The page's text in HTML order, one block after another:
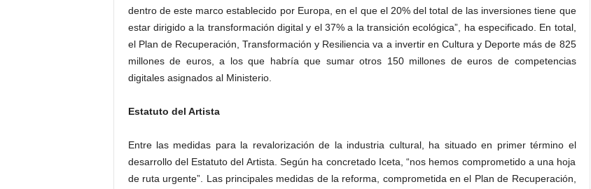
dentro de este marco establecido por Europa, en el que el 20% del total de las inversiones tiene que
estar dirigido a la transformación digital y el 37% a la transición ecológica”, ha especificado. En total,
el Plan de Recuperación, Transformación y Resiliencia va a invertir en Cultura y Deporte más de 825
millones de euros, a los que habría que sumar otros 150 millones de euros de competencias
digitales asignados al Ministerio.
Estatuto del Artista
Entre las medidas para la revalorización de la industria cultural, ha situado en primer término el
desarrollo del Estatuto del Artista. Según ha concretado Iceta, “nos hemos comprometido a una hoja
de ruta urgente”. Las principales medidas de la reforma, comprometida en el Plan de Recuperación,